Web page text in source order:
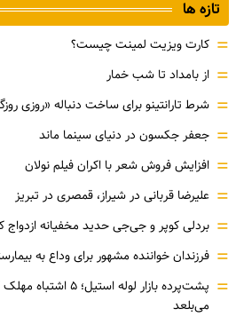
تازه ها
= کارت ویزیت لمینت چیست؟
= از بامداد تا شب خمار
= شرط تارانتینو برای ساخت دنباله «روزی
= جعفر جکسون در دنیای سینما ماند
= افزایش فروش شعر با اکران فیلم نولان
= علیرضا قربانی در شیراز، قمصری در تبریز
= بردلی کوپر و جی‌جی حدید مخفیانه ازدواج
= فرزندان خواننده مشهور برای وداع به
=
پشت‌پرده بازار لوله
می‌بلعد